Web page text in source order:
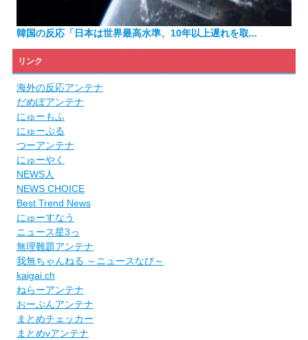
韓国の反応「日本は世界最高水準、10年以上遅れを取...
リンク
海外の反応アンテナ
だめぽアンテナ
にゅーもふ
にゅーぷる
つーアンテナ
にゅーやく
NEWS人
NEWS CHOICE
Best Trend News
にゅーすなう
ニュース星3っ
無理難題アンテナ
我無ちゃんねる ～ニュースなび～
kaigai.ch
ねらーアンテナ
おーぷんアンテナ
まとめチェッカー
まとめνアンテナ